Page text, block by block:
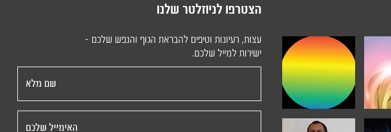
הצטרפו לניוזלטר שלנו
עצות, רעיונות וטיפים להבראת הגוף והנפש שלכם -
ישירות למייל שלכם.